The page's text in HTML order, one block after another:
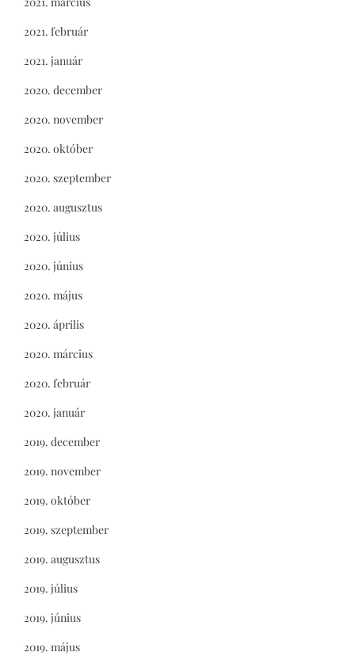
2021. február
2021. január
2020. december
2020. november
2020. október
2020. szeptember
2020. augusztus
2020. július
2020. június
2020. május
2020. április
2020. március
2020. február
2020. január
2019. december
2019. november
2019. október
2019. szeptember
2019. augusztus
2019. július
2019. június
2019. május